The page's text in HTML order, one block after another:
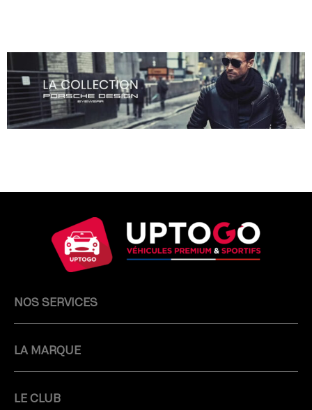
NOS SERVICES
LA MARQUE
LE CLUB